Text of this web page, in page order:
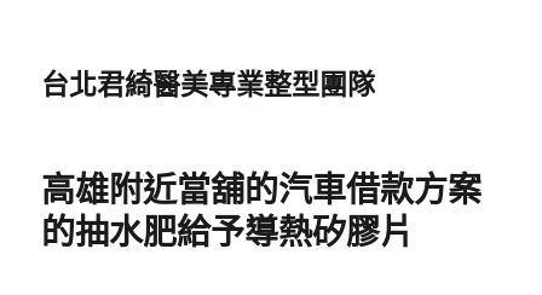
台北君綺醫美專業整型團隊
高雄附近當舖的汽車借款方案
的抽水肥給予導熱矽膠片